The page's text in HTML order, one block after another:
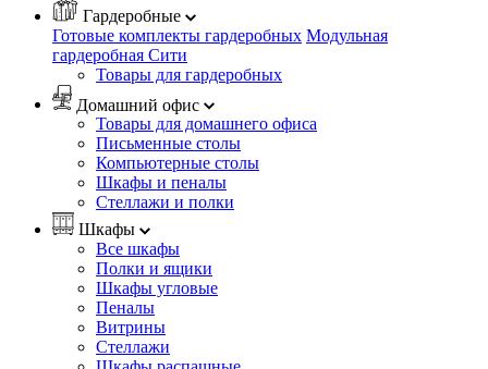
Гардеробные
Готовые комплекты гардеробных Модульная
гардеробная Сити
Товары для гардеробных
Домашний офис
Товары для домашнего офиса
Письменные столы
Компьютерные столы
Шкафы и пеналы
Стеллажи и полки
Шкафы
Все шкафы
Полки и ящики
Шкафы угловые
Пеналы
Витрины
Стеллажи